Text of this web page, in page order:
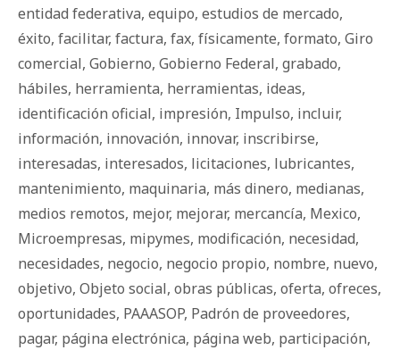
entidad federativa, equipo, estudios de mercado,
éxito, facilitar, factura, fax, físicamente, formato, Giro
comercial, Gobierno, Gobierno Federal, grabado,
hábiles, herramienta, herramientas, ideas,
identificación oficial, impresión, Impulso, incluir,
información, innovación, innovar, inscribirse,
interesadas, interesados, licitaciones, lubricantes,
mantenimiento, maquinaria, más dinero, medianas,
medios remotos, mejor, mejorar, mercancía, Mexico,
Microempresas, mipymes, modificación, necesidad,
necesidades, negocio, negocio propio, nombre, nuevo,
objetivo, Objeto social, obras públicas, oferta, ofreces,
oportunidades, PAAASOP, Padrón de proveedores,
pagar, página electrónica, página web, participación,